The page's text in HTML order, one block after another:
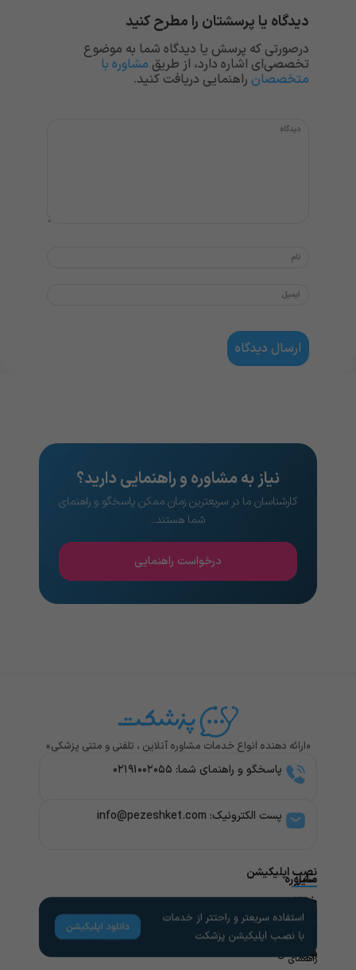
دیدگاه یا پرسشتان را مطرح کنید
درصورتی که پرسش یا دیدگاه شما به موضوع
تخصصی‌ای اشاره دارد، از طریق مشاوره با
متخصصان راهنمایی دریافت کنید.
نیاز به مشاوره و راهنمایی دارید؟
کارشناسان ما در سریعترین زمان ممکن پاسخگو و راهنمای
شما هستند..
درخواست راهنمایی
«ارائه دهنده انواع خدمات مشاوره آنلاین ، تلفنی و متنی پزشکی»
پاسخگو و راهنمای شما: ۰۲۱۹۱۰۰۲۰۵۵
پست الکترونیک: info@pezeshket.com​
مشاوره
پزشکی
تخصص
های
سایر
خدمات
مشاوره
روانشناسی
راهنمای
کاربران
راهنمای
لینک
های
مفید
نصب اپلیکیشن